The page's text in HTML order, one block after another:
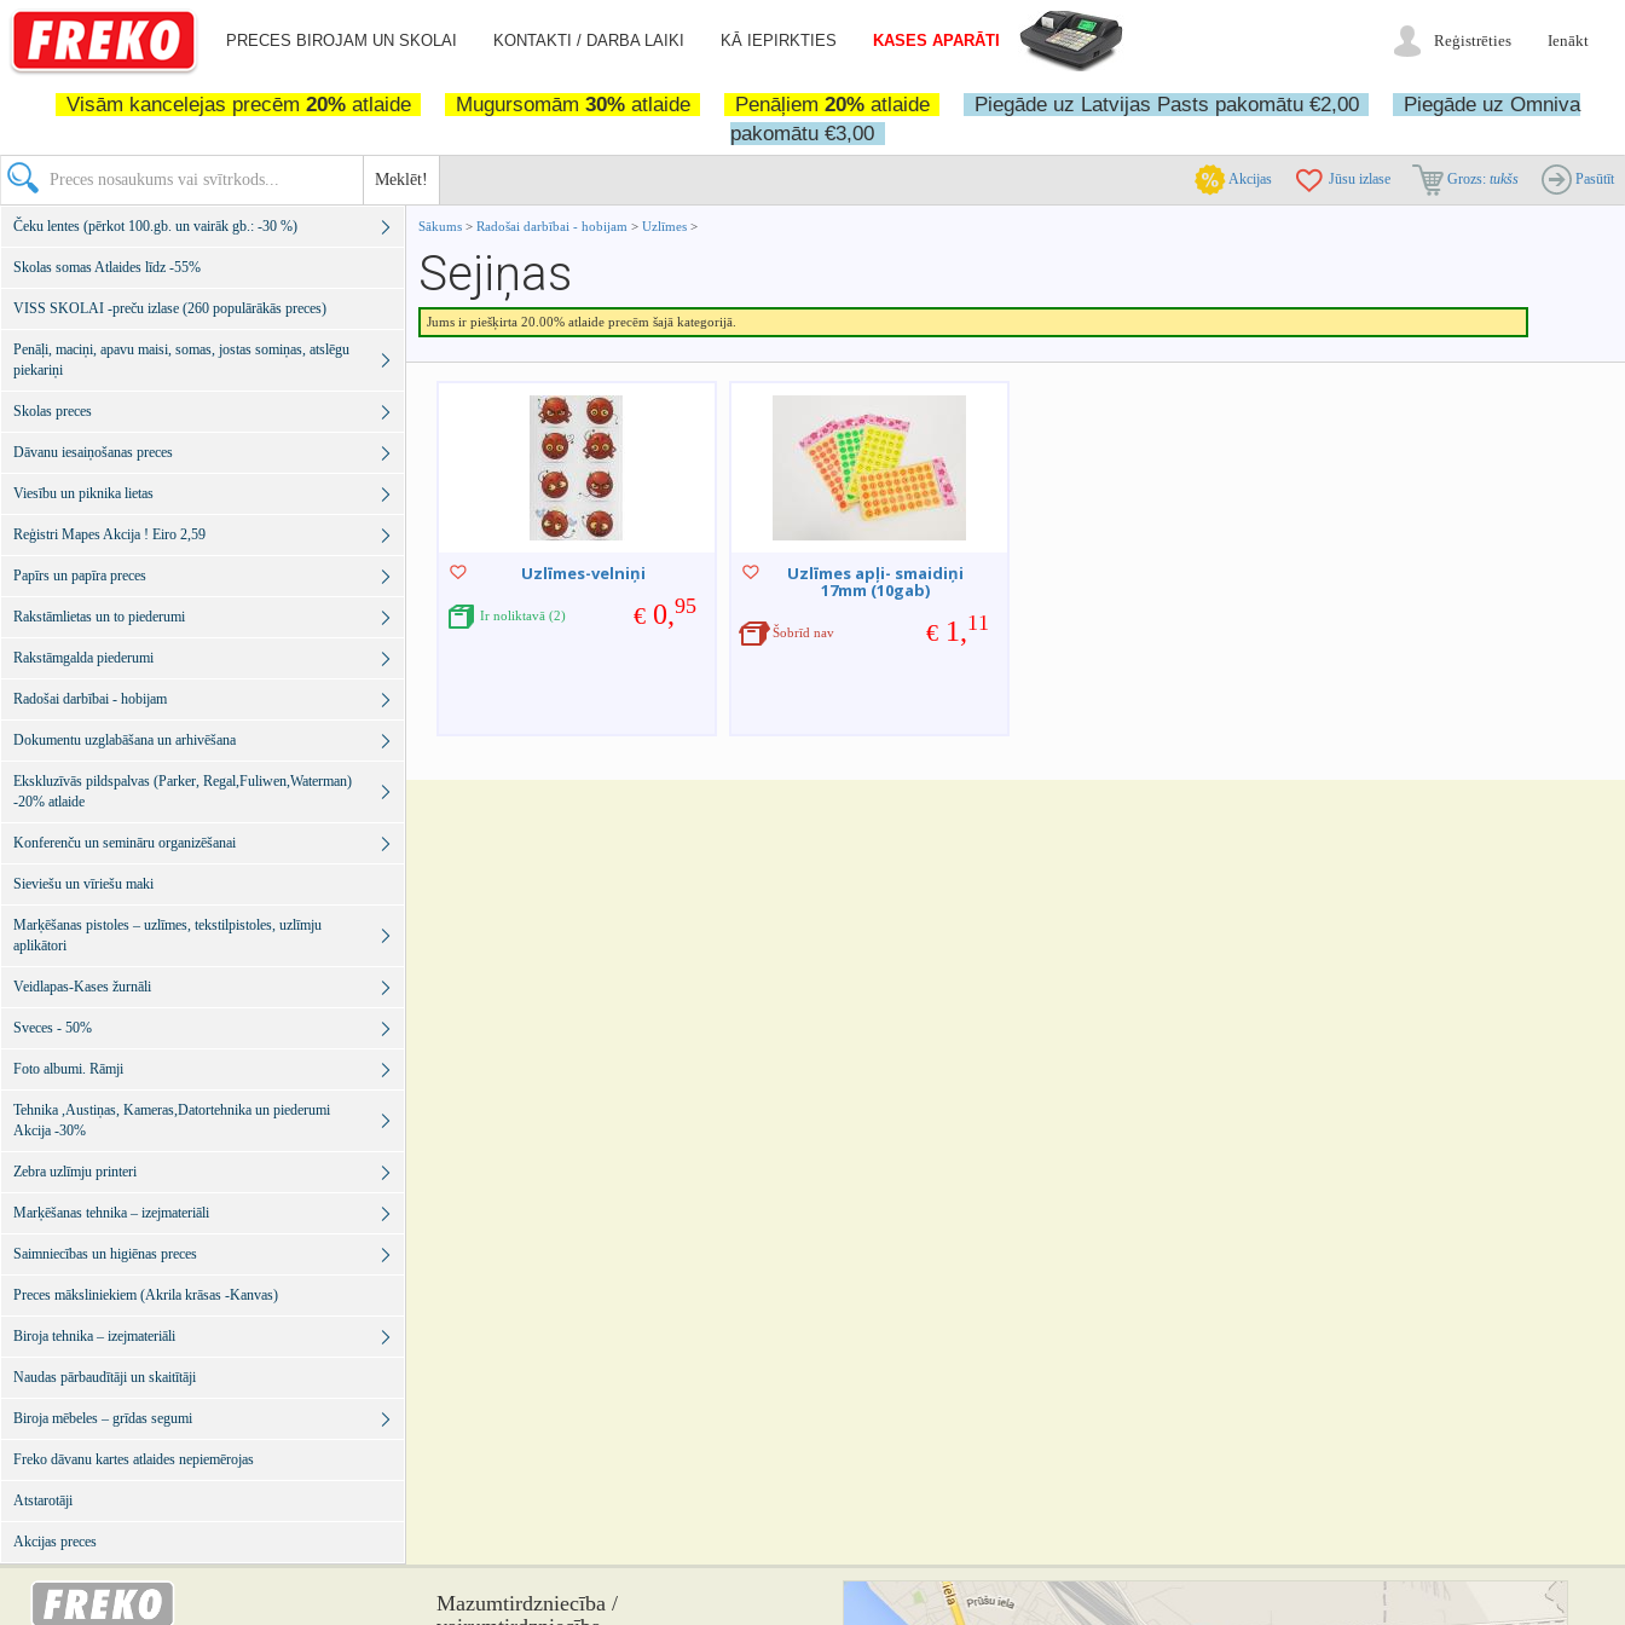
PRECES BIROJAM UN SKOLAI KONTAKTI / DARBA LAIKI KĀ IEPIRKTIES KASES APARĀTI Reģistrēties Ienākt
Visām kancelejas precēm 20%atlaide Mugursomām 30%atlaide Penāļiem 20%atlaide Piegāde uz Latvijas Pasts pakomātu €2,00
Piegāde uz Omniva
pakomātu €3,00
Meklēt! Akcijas Jūsu izlase Grozs: tukšs Pasūtīt
Sākums > Radošai darbībai - hobijam > Uzlīmes >
Sejiņas
Jums ir piešķirta 20.00% atlaide precēm šajā kategorijā.
Uzlīmes-velniņi
€ 0,95
Ir noliktavā (2)
Uzlīmes apļi- smaidiņi
17mm (10gab)
€ 1,11
Šobrīd nav
Čeku lentes (pērkot 100.gb. un vairāk gb.: -30 %)
Skolas somas Atlaides līdz -55%
VISS SKOLAI -preču izlase (260 populārākās preces)
Penāļi, maciņi, apavu maisi, somas, jostas somiņas, atslēgu
piekariņi
Skolas preces
Dāvanu iesaiņošanas preces
Viesību un piknika lietas
Reģistri Mapes Akcija ! Eiro 2,59
Papīrs un papīra preces
Rakstāmlietas un to piederumi
Rakstāmgalda piederumi
Radošai darbībai - hobijam
Dokumentu uzglabāšana un arhivēšana
Ekskluzīvās pildspalvas (Parker, Regal,Fuliwen,Waterman)
-20% atlaide
Konferenču un semināru organizēšanai
Sieviešu un vīriešu maki
Marķēšanas pistoles – uzlīmes, tekstilpistoles, uzlīmju
aplikātori
Veidlapas-Kases žurnāli
Sveces - 50%
Foto albumi. Rāmji
Tehnika ,Austiņas, Kameras,Datortehnika un piederumi
Akcija -30%
Zebra uzlīmju printeri
Marķēšanas tehnika – izejmateriāli
Saimniecības un higiēnas preces
Preces māksliniekiem (Akrila krāsas -Kanvas)
Biroja tehnika – izejmateriāli
Naudas pārbaudītāji un skaitītāji
Biroja mēbeles – grīdas segumi
Freko dāvanu kartes atlaides nepiemērojas
Atstarotāji
Akcijas preces
Mazumtirdzniecība /